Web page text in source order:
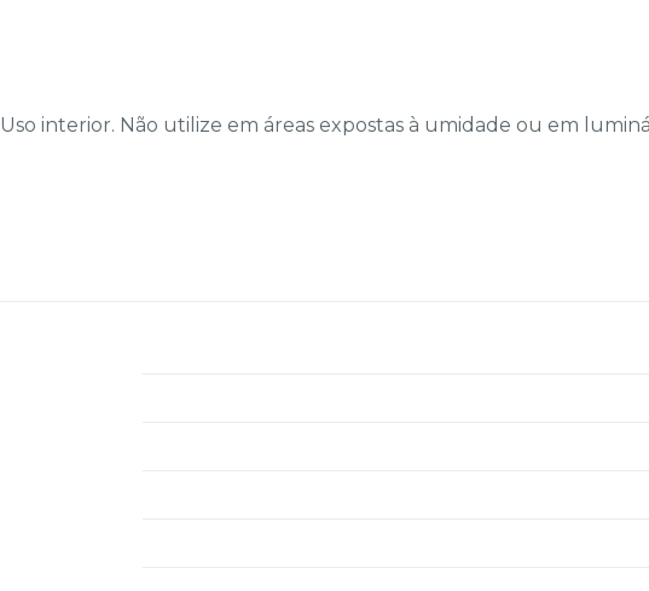
Uso interior. Não utilize em áreas expostas à umidade ou em